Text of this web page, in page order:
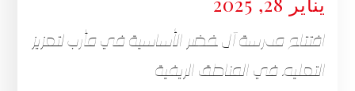
افتتاح مدرسة آل خضر الأساسية في مأرب لتعزيز
التعليم في المناطق الريفية